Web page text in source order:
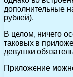
дополнительные
рублей).
В целом, ничего
таковых в
девушки
Приложение